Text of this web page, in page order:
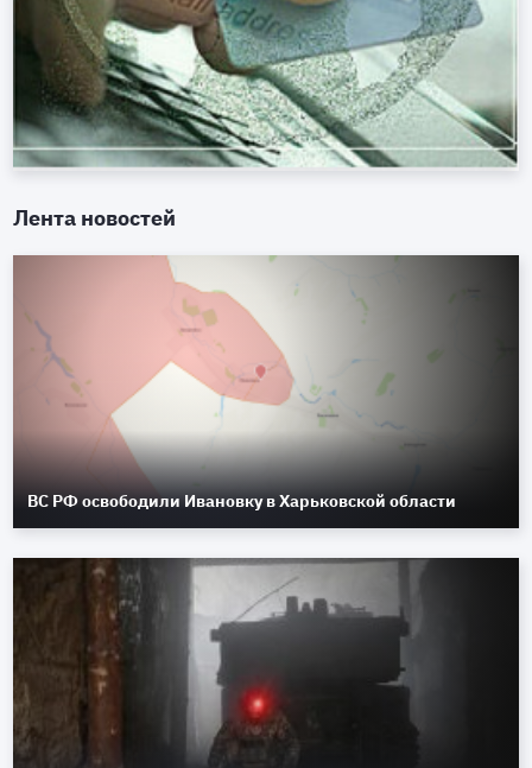
Лента новостей
ВС РФ освободили Ивановку в Харьковской области